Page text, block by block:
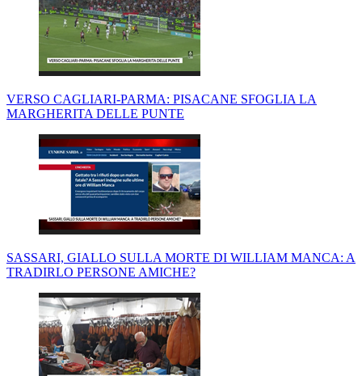
VERSO CAGLIARI-PARMA: PISACANE SFOGLIA LA
MARGHERITA DELLE PUNTE
SASSARI, GIALLO SULLA MORTE DI WILLIAM MANCA: A
TRADIRLO PERSONE AMICHE?